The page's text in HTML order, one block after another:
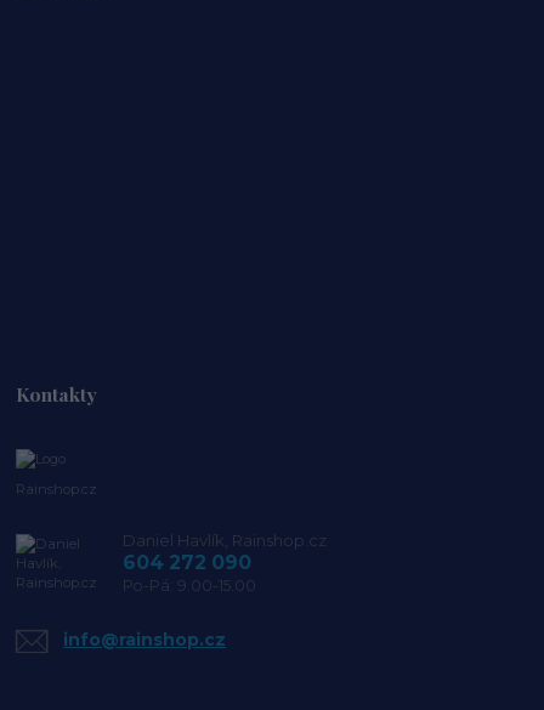
Kontakty
Rainshop.cz
Daniel Havlík, Rainshop.cz
604 272 090
Po-Pá: 9.00-15.00
info@rainshop.cz